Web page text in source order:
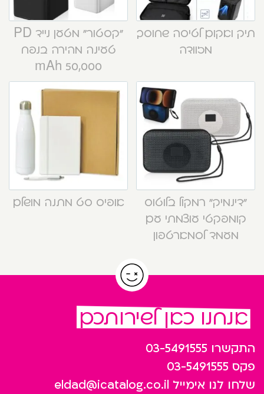
תיק ואקום לטיסה שחוסך
מזוודה
“קסטור” מטען נייד PD
טעינה מהירה בנפח
50,000 mAh
“דינמיק” רמקול בלוטוס
קומפקטי עוצמתי עם
מעמד לסמארטפון
אופיס סט מתנה מושלם
אנחנו כאן לשירותכם
התקשרו 03-5491555
פקס 03-5491555
שלחו לנו אימייל eldad@icatalog.co.il